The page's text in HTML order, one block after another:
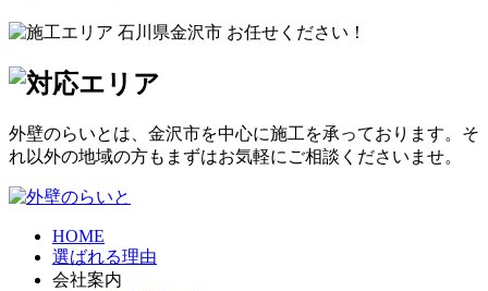
外壁のらいとは、金沢市を中心に施工を承っております。そ
れ以外の地域の方もまずはお気軽にご相談くださいませ。
HOME
選ばれる理由
会社案内